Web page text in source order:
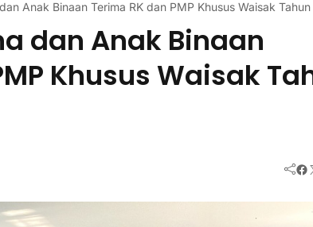
Anak Binaan Terima RK dan PMP Khusus Waisak
dan Anak Binaan
Khusus Waisak
Facebook Twitter